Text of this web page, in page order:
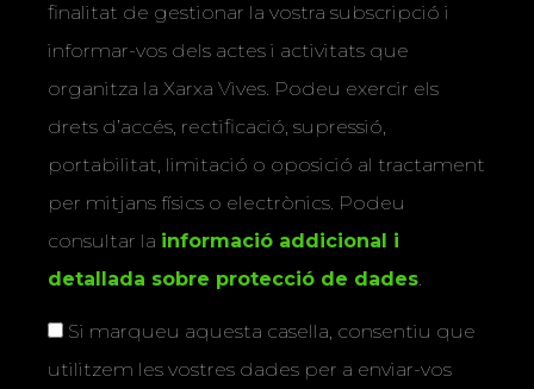
finalitat de gestionar la vostra subscripció i
informar-vos dels actes i activitats que
organitza la Xarxa Vives. Podeu exercir els
drets d’accés, rectificació, supressió,
portabilitat, limitació o oposició al tractament
per mitjans físics o electrònics. Podeu
consultar la informació addicional i
detallada sobre protecció de dades.
Si marqueu aquesta casella, consentiu que
utilitzem les vostres dades per a enviar-vos